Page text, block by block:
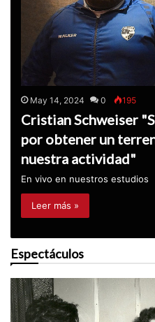
May 14, 2024 0 195
Cristian Schweiser
por obtener un
nuestra actividad"
En vivo en nuestros estudios
Leer más »
Espectáculos